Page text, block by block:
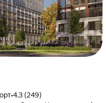
•4.3 (249)